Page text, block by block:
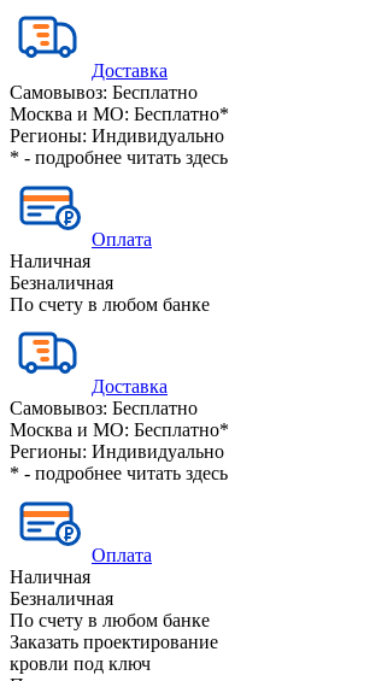
Доставка
Самовывоз: Бесплатно
Москва и МО: Бесплатно*
Регионы: Индивидуально
* - подробнее читать здесь
Оплата
Наличная
Безналичная
По счету в любом банке
Доставка
Самовывоз: Бесплатно
Москва и МО: Бесплатно*
Регионы: Индивидуально
* - подробнее читать здесь
Оплата
Наличная
Безналичная
По счету в любом банке
Заказать проектирование
кровли под ключ